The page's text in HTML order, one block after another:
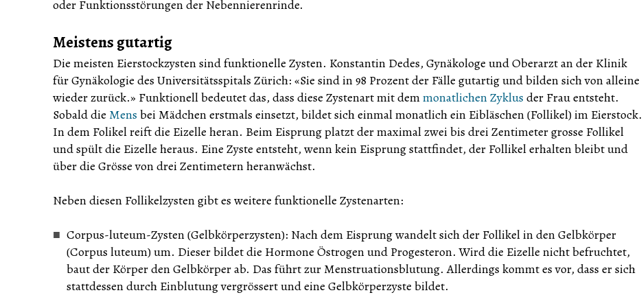
oder Funktionsstörungen der Nebennierenrinde.
Meistens gutartig
Die meisten Eierstockzysten sind funktionelle Zysten. Konstantin Dedes, Gynäkologe und Oberarzt an der Klinik
für Gynäkologie des Universitätsspitals Zürich: «Sie sind in 98 Prozent der Fälle gutartig und bilden sich von alleine
wieder zurück.» Funktionell bedeutet das, dass diese Zystenart mit demmonatlichen Zyklus der Frau entsteht.
Sobald die Mens bei Mädchen erstmals einsetzt, bildet sich einmal monatlich ein Eibläschen (Follikel) im Eierstock.
In dem Folikel reift die Eizelle heran. Beim Eisprung platzt der maximal zwei bis drei Zentimeter grosse Follikel
und spült die Eizelle heraus. Eine Zyste entsteht, wenn kein Eisprung stattfindet, der Follikel erhalten bleibt und
über die Grösse von drei Zentimetern heranwächst.
Neben diesen Follikelzysten gibt es weitere funktionelle Zystenarten:
Corpus-luteum-Zysten (Gelbkörperzysten): Nach dem Eisprung wandelt sich der Follikel in den Gelbkörper
(Corpus luteum) um. Dieser bildet die Hormone Östrogen und Progesteron. Wird die Eizelle nicht befruchtet,
baut der Körper den Gelbkörper ab. Das führt zur Menstruationsblutung. Allerdings kommt es vor, dass er sich
stattdessen durch Einblutung vergrössert und eine Gelbkörperzyste bildet.